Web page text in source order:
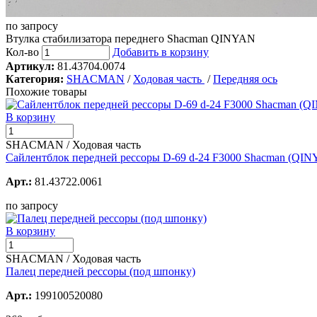
по запросу
Втулка стабилизатора переднего Shacman QINYAN
Кол-во
Добавить в корзину
Артикул: 81.43704.0074
Категория: SHACMAN / Ходовая часть /Передняя ось
Похожие товары
В корзину
SHACMAN / Ходовая часть
Сайлентблок передней рессоры D-69 d-24 F3000 Shacman
Арт.: 81.43722.0061
по запросу
В корзину
SHACMAN / Ходовая часть
Палец передней рессоры (под шпонку)
Арт.: 199100520080